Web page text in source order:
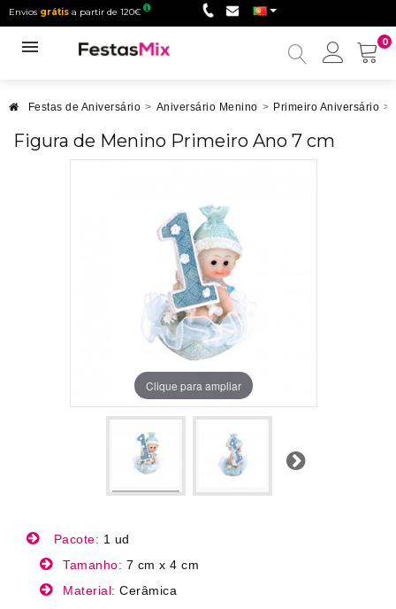
Envios grátis a partir de 120€
0
Minha
Festas de Aniversário > Aniversário Menino > Primeiro Aniversário >
Figura de Menino Primeiro Ano 7 cm
Clique para ampliar
Próximo
Pacote: 1 ud
Tamanho: 7 cm x 4 cm
Material: Cerâmica